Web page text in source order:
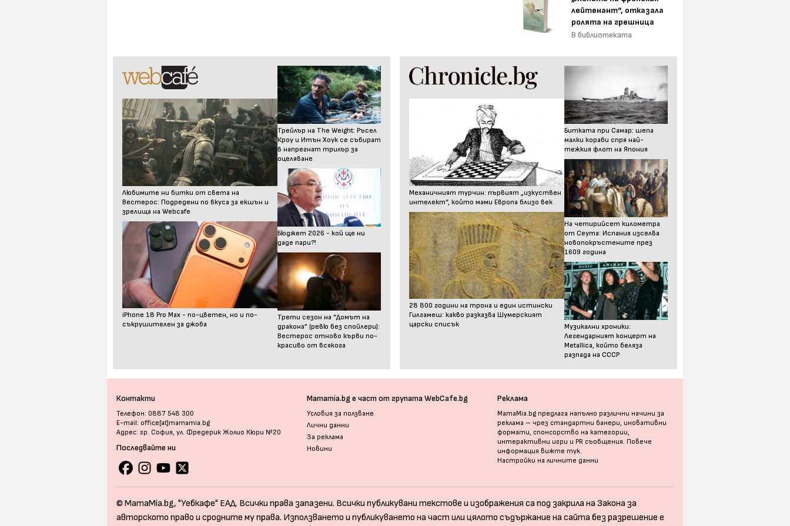
лейтенант“, отказала
ролята на грешница
В библиотеката
Любимите ни битки от света на
Вестерос: Подредени по вкуса за екшън и
зрелища на Webcafe
iPhone 18 Pro Max - по-цветен, но и по-
съкрушителен за джоба
Трейлър на The Weight: Ръсел
Кроу и Итън Хоук се събират
в напрегнат трилър за
оцеляване
Бюджет 2026 - кой ще ни
даде пари?!
Трети сезон на “Домът на
дракона” (ревю без спойлери):
Вестерос отново кърви по-
красиво от всякога
Механичният турчин: първият „изкуствен
интелект“, който мами Европа близо век
28 800 години на трона и един истински
Гилгамеш: какво разказва Шумерският
царски списък
Битката при Самар: шепа
малки кораби спря най-
тежкия флот на Япония
На четирийсет километра
от Сеута: Испания изселва
новопокръстените през
1609 година
Музикални хроники:
Легендарният концерт на
Metallica, който беляза
разпада на СССР
Контакти
Телефон: 0887 548 300
E-mail: office[at]mamamia.bg
Адрес: гр. София, ул. Фредерик Жолио Кюри №20
Последвайте ни
Mamamia.bg е част от групата WebCafe.bg
Условия за ползване
Лични данни
За реклама
Новини
Реклама
MamaMia.bg предлага напълно различни начини за
реклама – чрез стандартни банери, иновативни
формати, спонсорство на категории,
интерактивни игри и PR съобщения. Повече
информация вижте тук.
Настройки на личните данни
© MamaMia.bg, "Уебкафе" ЕАД. Всички права запазени. Всички публикувани текстове и изображения са под закрила на Закона за
авторското право и сродните му права. Използването и публикуването на част или цялото съдържание на сайта без разрешение е